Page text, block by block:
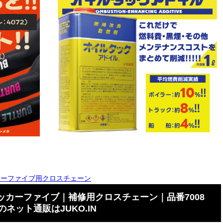
ファイブ用クロスチェーン
カーファイブ｜補修用クロスチェーン｜品番7008
ネット通販はJUKO.IN